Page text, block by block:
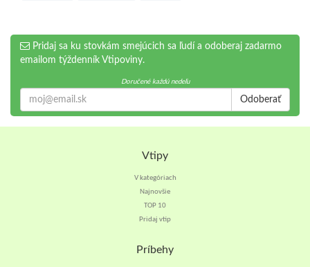
Pridaj sa ku stovkám smejúcich sa ľudí a odoberaj zadarmo
emailom týždenník Vtipoviny.
Doručené každú nedeľu
Odoberať
Vtipy
V kategóriach
Najnovšie
TOP 10
Pridaj vtip
Príbehy